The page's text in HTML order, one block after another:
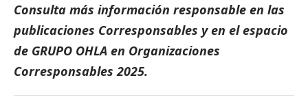
Consulta más información responsable en las
publicaciones Corresponsables y en el espacio
de GRUPO OHLA en Organizaciones
Corresponsables 2025.